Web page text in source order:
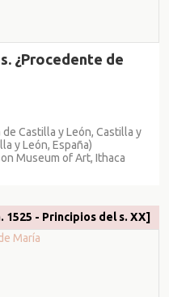
¿Procedente de
Castilla y León, Castilla y
y León, España)
Museum of Art, Ithaca
1525 - Principios del s. XX]